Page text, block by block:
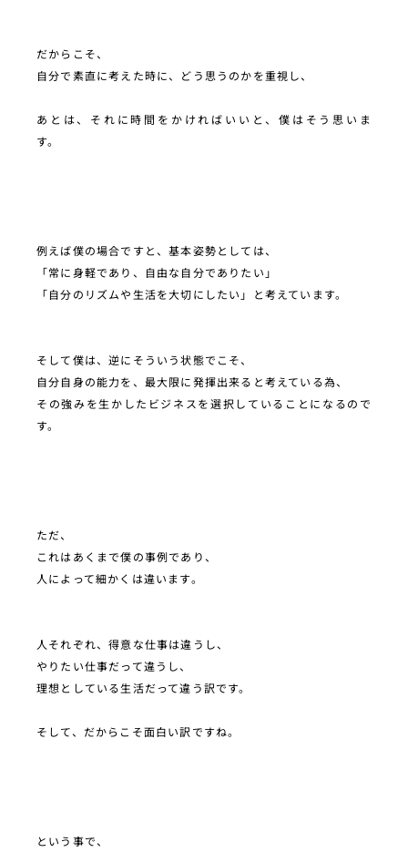
だからこそ、
自分で素直に考えた時に、どう思うのかを重視し、
あとは、それに時間をかければいいと、僕はそう思いま
す。
例えば僕の場合ですと、基本姿勢としては、
「常に身軽であり、自由な自分でありたい」
「自分のリズムや生活を大切にしたい」と考えています。
そして僕は、逆にそういう状態でこそ、
自分自身の能力を、最大限に発揮出来ると考えている為、
その強みを生かしたビジネスを選択していることになるので
す。
ただ、
これはあくまで僕の事例であり、
人によって細かくは違います。
人それぞれ、得意な仕事は違うし、
やりたい仕事だって違うし、
理想としている生活だって違う訳です。
そして、だからこそ面白い訳ですね。
という事で、